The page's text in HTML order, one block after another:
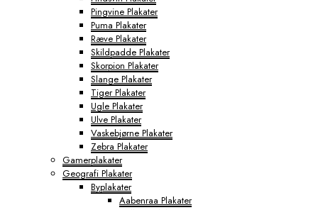
Pingvine Plakater
Puma Plakater
Ræve Plakater
Skildpadde Plakater
Skorpion Plakater
Slange Plakater
Tiger Plakater
Ugle Plakater
Ulve Plakater
Vaskebjørne Plakater
Zebra Plakater
Gamerplakater
Geografi Plakater
Byplakater
Aabenraa Plakater